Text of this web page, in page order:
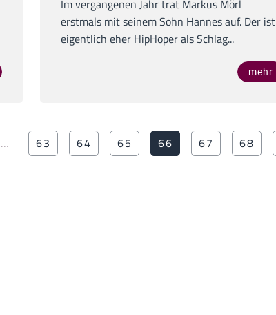
Im vergangenen Jahr trat Markus Mörl
erstmals mit seinem Sohn Hannes auf. Der ist
eigentlich eher HipHoper als Schlag...
mehr
… 63 64 65 66 67 68